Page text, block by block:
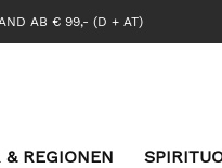
AB € 99,- (D + AT)
& REGIONEN